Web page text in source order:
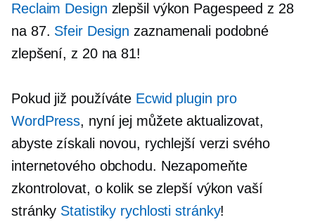
Reclaim Design zlepšil výkon Pagespeed z 28
na 87. Sfeir Design zaznamenali podobné
zlepšení, z 20 na 81!
Pokud již používáte Ecwid plugin pro
WordPress, nyní jej můžete aktualizovat,
abyste získali novou, rychlejší verzi svého
internetového obchodu. Nezapomeňte
zkontrolovat, o kolik se zlepší výkon vaší
stránky Statistiky rychlosti stránky!